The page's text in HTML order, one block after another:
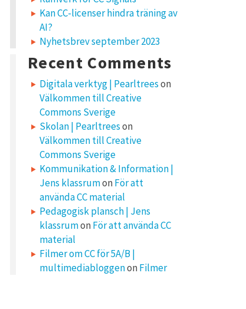
Kan CC-licenser hindra träning av
AI?
Nyhetsbrev september 2023
Recent Comments
Digitala verktyg | Pearltreeson
Välkommen till Creative
Commons Sverige
Skolan | Pearltreeson
Välkommen till Creative
Commons Sverige
Kommunikation & Information |
Jens klassrumon För att
använda CC material
Pedagogisk plansch | Jens
klassrumon För att använda CC
material
Filmer om CC för 5A/B |
multimediabloggenon Filmer